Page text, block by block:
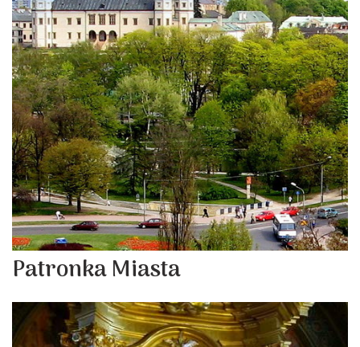
Patronka Miasta